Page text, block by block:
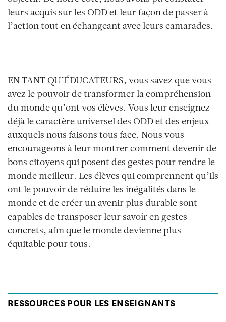
leurs acquis sur les ODD et leur façon de passer à
l’action tout en échangeant avec leurs camarades.
EN TANT QU’ÉDUCATEURS, vous savez que vous
avez le pouvoir de transformer la compréhension
du monde qu’ont vos élèves. Vous leur enseignez
déjà le caractère universel des ODD et des enjeux
auxquels nous faisons tous face. Nous vous
encourageons à leur montrer comment devenir de
bons citoyens qui posent des gestes pour rendre le
monde meilleur. Les élèves qui comprennent qu’ils
ont le pouvoir de réduire les inégalités dans le
monde et de créer un avenir plus durable sont
capables de transposer leur savoir en gestes
concrets, afin que le monde devienne plus
équitable pour tous.
RESSOURCES POUR LES ENSEIGNANTS